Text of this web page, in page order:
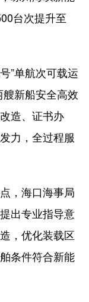
台次提升至
”单航次可载运
新船安全高效
造、证书办
力，全过程服
，海口海事局
出专业指导意
，优化装载区
条件符合新能